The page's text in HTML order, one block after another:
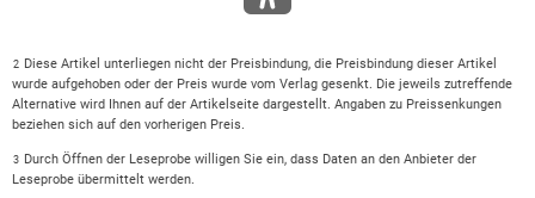
2 Diese Artikel unterliegen nicht der Preisbindung, die Preisbindung dieser Artikel
wurde aufgehoben oder der Preis wurde vom Verlag gesenkt. Die jeweils zutreffende
Alternative wird Ihnen auf der Artikelseite dargestellt. Angaben zu Preissenkungen
beziehen sich auf den vorherigen Preis.
3 Durch Öffnen der Leseprobe willigen Sie ein, dass Daten an den Anbieter der
Leseprobe übermittelt werden.